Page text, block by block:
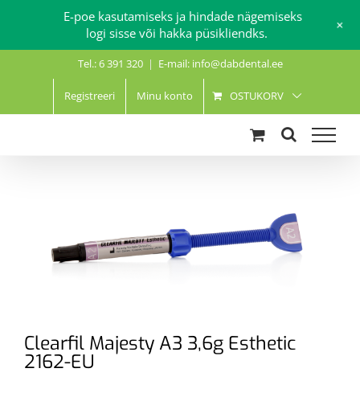
Tel.: 6 391 320 | E-mail: info@dabdental.ee
Registreeri Minu konto OSTUKORV
Clearfil Majesty A3 3,6g Esthetic
2162-EU
E-poe kasutamiseks ja hindade nägemiseks
logi sisse või hakka püsikliendks.
+